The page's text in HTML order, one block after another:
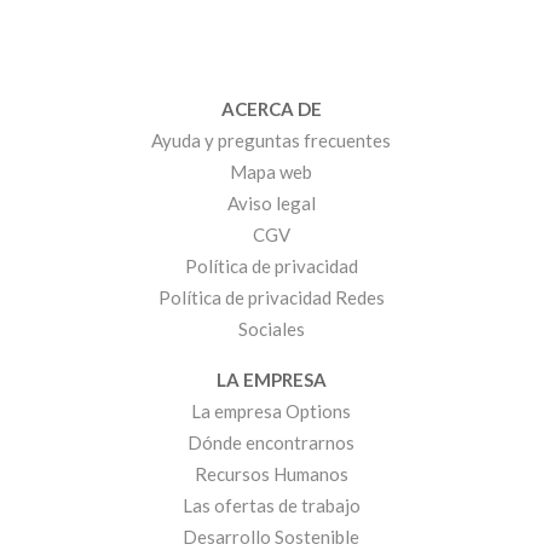
ACERCA DE
Ayuda y preguntas frecuentes
Mapa web
Aviso legal
CGV
Política de privacidad
Política de privacidad Redes
Sociales
LA EMPRESA
La empresa Options
Dónde encontrarnos
Recursos Humanos
Las ofertas de trabajo
Desarrollo Sostenible